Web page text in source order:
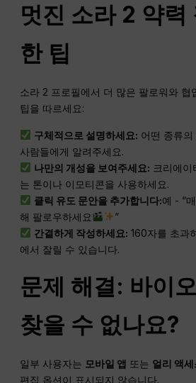
멋진 소라 2 약력
한 팁
소라 2 프로필에서 더 많은 팔로워와 협
팁을 따르세요:
구체적으로 설명하세요: 어떤 종류의
사람들에게 알려주세요.
나만의 개성을 보여주세요: 크리에
는 톤이나 이모티콘을 사용하세요.
클릭 유도 문안을 추가합니다:예 - “
해 팔로우하세요
”
간결하게 작성하세요: 160자를 초과
에서 잘릴 수 있습니다.
문제 해결: 바이
찾을 수 없나요?
일부 사용자는 모바일 앱 또는 얼리 액
편집 옵션이 표시되지 않습니다.